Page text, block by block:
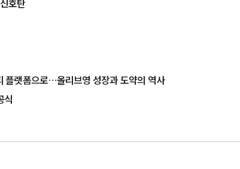
호탄
랫폼으로…올리브영 성장과 도약의 역사
식